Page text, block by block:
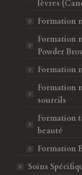
lèvres
Formation
Formation
Powder
Formation
Formation
sourcils
Formation
beauté
Formation
Soins